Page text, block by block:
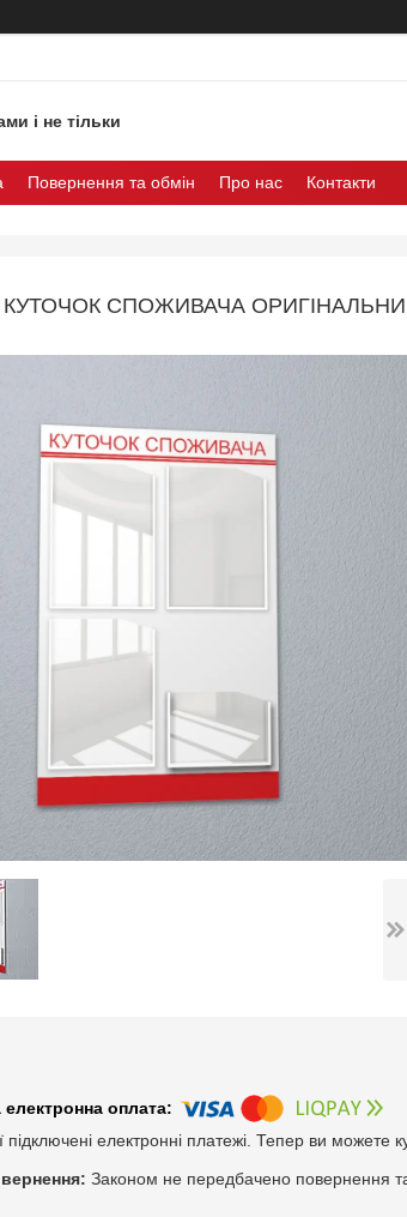
і не тільки
Повернення та обмін Про нас Контакти
КУТОЧОК СПОЖИВАЧА
підключені електронні платежі. Тепер ви можете
Законом не передбачено повернення